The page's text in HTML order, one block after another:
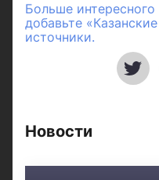
Больше
добавьте
источники.
Новости